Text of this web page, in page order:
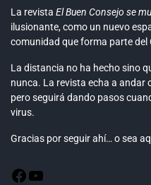
La revista El Buen Consejo se
ilusionante, como un nuevo
comunidad que forma parte del
La distancia no ha hecho sino
nunca. La revista echa a andar
pero seguirá dando pasos
virus.
Gracias por seguir ahí… o sea